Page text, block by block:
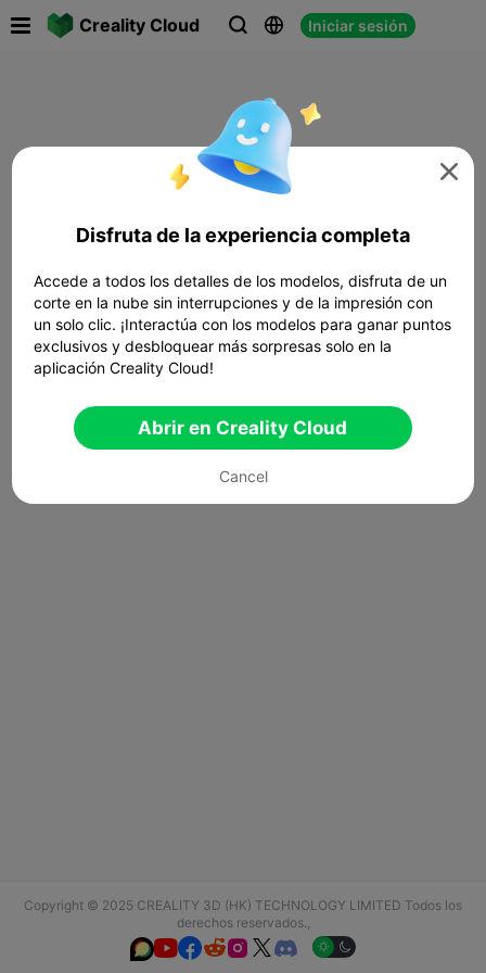
Creality Cloud   Iniciar sesión
Copyright © 2025 CREALITY 3D (HK) TECHNOLOGY LIMITED Todos los
derechos reservados.,
  

Disfruta de la experiencia completa
Accede a todos los detalles de los modelos, disfruta de un
corte en la nube sin interrupciones y de la impresión con
un solo clic. ¡Interactúa con los modelos para ganar puntos
exclusivos y desbloquear más sorpresas solo en la
aplicación Creality Cloud!
Abrir en Creality Cloud
Cancel